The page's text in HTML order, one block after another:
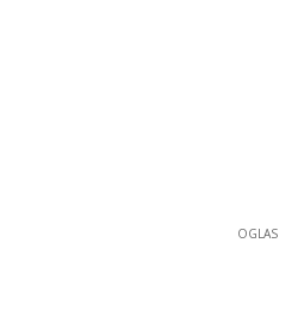
OGLAS